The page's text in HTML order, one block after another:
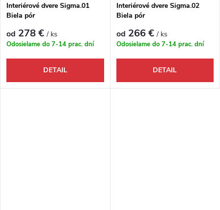
Interiérové dvere Sigma.01
Biela pór
od 278 €/ ks
Odosielame do 7-14 prac. dní
DETAIL
Interiérové dvere Sigma.02
Biela pór
od 266 €/ ks
Odosielame do 7-14 prac. dní
DETAIL